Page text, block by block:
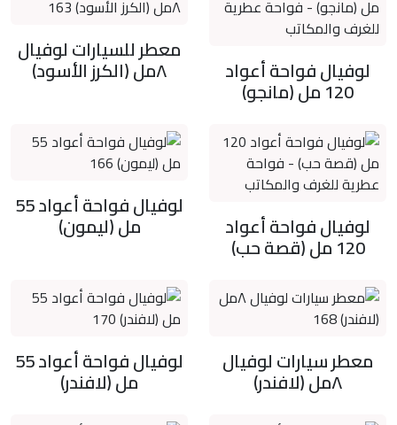
لوفيال فواحة أعواد
120 مل (مانجو)
معطر للسيارات لوفيال
٨مل (الكرز الأسود)
لوفيال فواحة أعواد
120 مل (قصة حب)
لوفيال فواحة أعواد 55
مل (ليمون)
معطر سيارات لوفيال
٨مل (لافندر)
لوفيال فواحة أعواد 55
مل (لافندر)